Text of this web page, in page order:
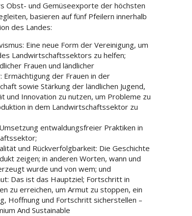
Obst- und Gemüseexporte der höchsten
basieren auf fünf Pfeilern innerhalb
des Landes:
Eine neue Form der Vereinigung, um
Landwirtschaftssektors zu helfen;
Frauen und ländlicher
Ermächtigung der Frauen in der
sowie Stärkung der ländlichen Jugend,
und Innovation zu nutzen, um Probleme zu
in dem Landwirtschaftssektor zu
entwaldungsfreier Praktiken in
und Rückverfolgbarkeit: Die Geschichte
zeigen; in anderen Worten, wann und
wurde und von wem; und
Das ist das Hauptziel; Fortschritt in
zu erreichen, um Armut zu stoppen, ein
Hoffnung und Fortschritt sicherstellen –
And Sustainable